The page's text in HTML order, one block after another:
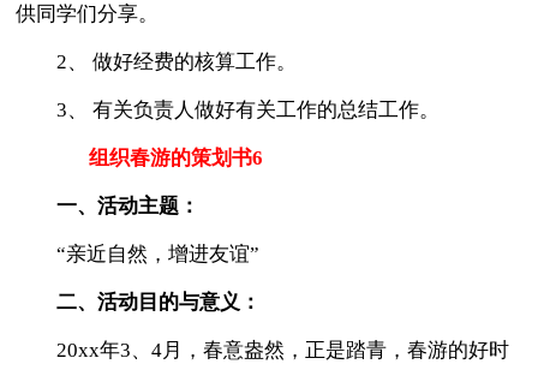
供同学们分享。
2、 做好经费的核算工作。
3、 有关负责人做好有关工作的总结工作。
组织春游的策划书6
一、活动主题：
“亲近自然，增进友谊”
二、活动目的与意义：
20xx年3、4月，春意盎然，正是踏青，春游的好时